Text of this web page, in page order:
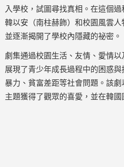
入學校，試圖尋找真相。在這個
韓以安（南柱赫飾）和校園風雲人
並逐漸揭開了學校內隱藏的祕密。
劇集通過校園生活、友情、愛情以
展現了青少年成長過程中的困惑
暴力、貧富差距等社會問題。該
主題獲得了觀眾的喜愛，並在韓國